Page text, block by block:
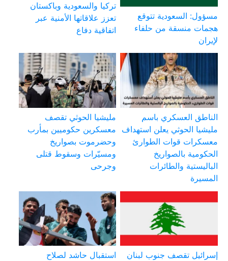
مسؤول: السعودية تتوقع
هجمات منسقة من حلفاء
لإيران
تركيا والسعودية وباكستان
تعزز علاقاتها الأمنية عبر
اتفاقية دفاع
الناطق العسكري باسم
مليشيا الحوثي يعلن استهداف
معسكرات قوات الطوارئ
الحكومية بالصواريخ
الباليستية والطائرات
المسيرة
مليشيا الحوثي تقصف
معسكرين حكوميين بمأرب
وحضرموت بصواريخ
ومسيّرات وسقوط قتلى
وجرحى
إسرائيل تقصف جنوب لبنان
استقبال حاشد لصلاح